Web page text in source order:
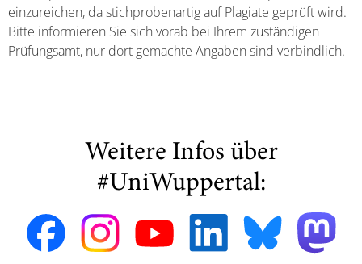
einzureichen, da stichprobenartig auf Plagiate geprüft wird.
Bitte informieren Sie sich vorab bei Ihrem zuständigen
Prüfungsamt, nur dort gemachte Angaben sind verbindlich.
Weitere Infos über
#UniWuppertal: